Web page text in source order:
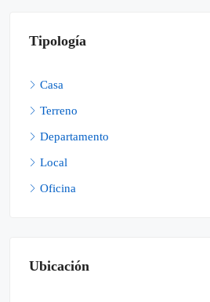
Tipología
Casa
Terreno
Departamento
Local
Oficina
Ubicación